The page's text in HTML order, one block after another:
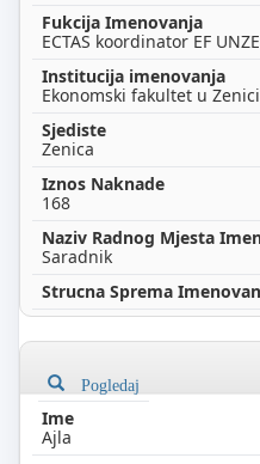
ECTAS koordinator EF UNZE
Ekonomski fakultet u Zenici
Zenica
168
Saradnik
Pogledaj
Ajla